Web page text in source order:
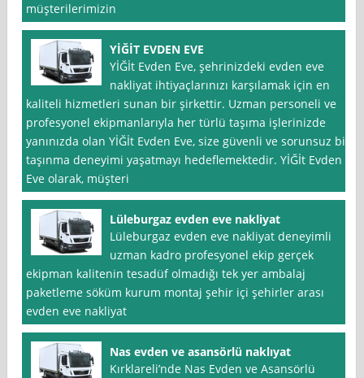
müşterilerimizin
YİĞİT EVDEN EVE
YİĞİt Evden Eve, şehrinizdeki evden eve
nakliyat ihtiyaçlarınızı karşılamak için en
kaliteli hizmetleri sunan bir şirkettir. Uzman personeli ve
profesyonel ekipmanlarıyla her türlü taşıma işlerinizde
yanınızda olan YİĞİt Evden Eve, size güvenli ve sorunsuz bir
taşınma deneyimi yaşatmayı hedeflemektedir. YİĞİt Evden
Eve olarak, müşteri
Lüleburgaz evden eve nakliyat
Lüleburgaz evden eve nakliyat deneyimli
uzman kadro profesyonel ekip gerçek
ekipman kalitenin tesadüf olmadığı tek yer ambalaj
paketleme söküm kurum montaj şehir içi şehirler arası
evden eve nakliyat
Nas evden ve asansörlü naklıyat
Kırklareli’nde Nas Evden ve Asansörlü